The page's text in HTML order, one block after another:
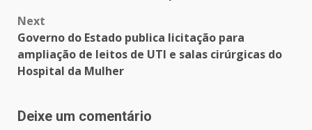
Next
Governo do Estado publica licitação para
ampliação de leitos de UTI e salas cirúrgicas do
Hospital da Mulher
Deixe um comentário